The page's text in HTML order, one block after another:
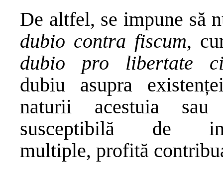
De altfel, se impune
dubio contra fiscum,
dubio pro libertate
dubiu asupra
naturii acestuia sau
susceptibilă de
multiple, profită